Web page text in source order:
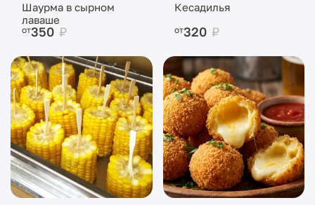
Шаурма в сырном
лаваше
от350 ₽
Кесадилья
от320 ₽